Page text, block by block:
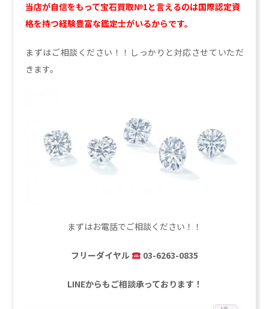
当店が自信をもって宝石買取№1と言えるのは国際認定資
格を持つ経験豊富な鑑定士がいるからです。
まずはご相談ください！！しっかりと対応させていただ
きます。
まずはお電話でご相談ください！！
フリーダイヤル 03-6263-0835
LINEからもご相談承っております！